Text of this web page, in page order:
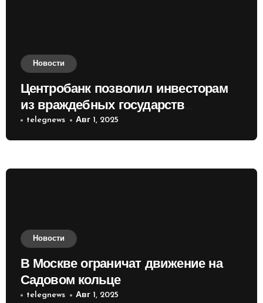
Новости
Центробанк позволил инвесторам
из враждебных государств
приобретать валюту
telegnews Авг 1, 2025
Новости
В Москве ограничат движение на
Садовом кольце
telegnews Авг 1, 2025